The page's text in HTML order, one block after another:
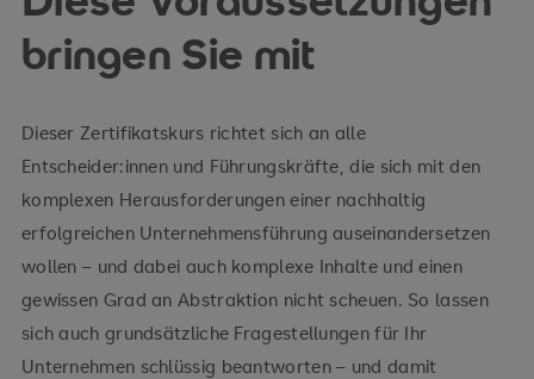
bringen Sie mit
Dieser Zertifikatskurs richtet sich an alle
Entscheider:innen und Führungskräfte, die sich mit den
komplexen Herausforderungen einer nachhaltig
erfolgreichen Unternehmensführung auseinandersetzen
wollen – und dabei auch komplexe Inhalte und einen
gewissen Grad an Abstraktion nicht scheuen. So lassen
sich auch grundsätzliche Fragestellungen für Ihr
Unternehmen schlüssig beantworten – und damit